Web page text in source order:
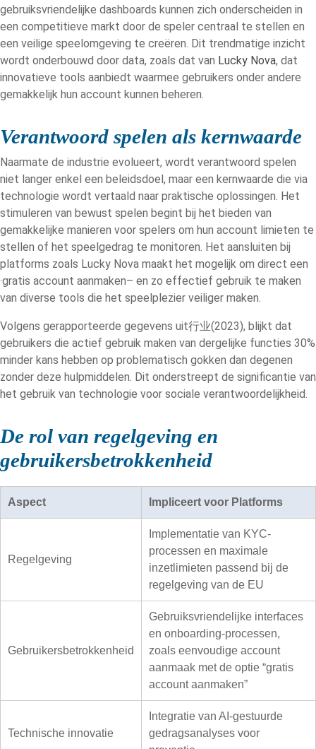
gebruiksvriendelijke dashboards kunnen zich onderscheiden in
een competitieve markt door de speler centraal te stellen en
een veilige speelomgeving te creëren. Dit trendmatige inzicht
wordt onderbouwd door data, zoals dat van Lucky Nova, dat
innovatieve tools aanbiedt waarmee gebruikers onder andere
gemakkelijk hun account kunnen beheren.
Verantwoord spelen als kernwaarde
Naarmate de industrie evolueert, wordt verantwoord spelen
niet langer enkel een beleidsdoel, maar een kernwaarde die via
technologie wordt vertaald naar praktische oplossingen. Het
stimuleren van bewust spelen begint bij het bieden van
gemakkelijke manieren voor spelers om hun account limieten te
stellen of het speelgedrag te monitoren. Het aansluiten bij
platforms zoals Lucky Nova maakt het mogelijk om direct een
·gratis account aanmaken– en zo effectief gebruik te maken
van diverse tools die het speelplezier veiliger maken.
Volgens gerapporteerde gegevens uit行业(2023), blijkt dat
gebruikers die actief gebruik maken van dergelijke functies 30%
minder kans hebben op problematisch gokken dan degenen
zonder deze hulpmiddelen. Dit onderstreept de significantie van
het gebruik van technologie voor sociale verantwoordelijkheid.
De rol van regelgeving en
gebruikersbetrokkenheid
Aspect Impliceert voor Platforms
Regelgeving
Implementatie van KYC-
processen en maximale
inzetlimieten passend bij de
regelgeving van de EU
Gebruikersbetrokkenheid
Gebruiksvriendelijke interfaces
en onboarding-processen,
zoals eenvoudige account
aanmaak met de optie “gratis
account aanmaken”
Technische innovatie
Integratie van AI-gestuurde
gedragsanalyses voor